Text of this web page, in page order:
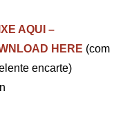
AQUI –
HERE (com
encarte)